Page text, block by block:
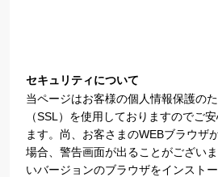
セキュリティについて
当ページはお客様の個人情報保護の
（SSL）を使用しておりますのでご
ます。尚、お客さまのWEBブラウザ
場合、警告画面が出ることがござい
いバージョンのブラウザをインスト